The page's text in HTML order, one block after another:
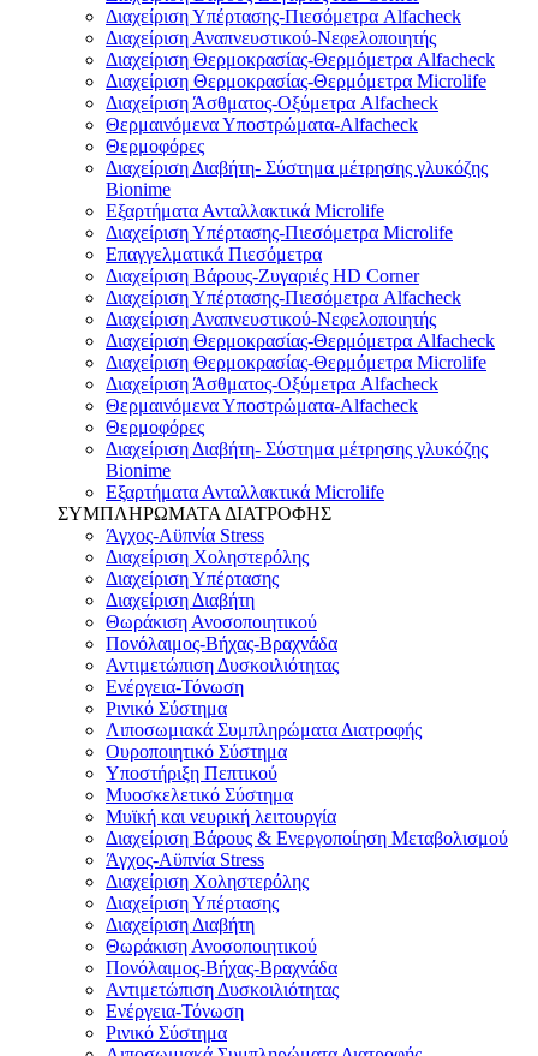
Διαχείριση Υπέρτασης-Πιεσόμετρα Alfacheck
Διαχείριση Αναπνευστικού-Νεφελοποιητής
Διαχείριση Θερμοκρασίας-Θερμόμετρα Alfacheck
Διαχείριση Θερμοκρασίας-Θερμόμετρα Microlife
Διαχείριση Άσθματος-Οξύμετρα Alfacheck
Θερμαινόμενα Υποστρώματα-Alfacheck
Θερμοφόρες
Διαχείριση Διαβήτη- Σύστημα μέτρησης γλυκόζης
Bionime
Εξαρτήματα Ανταλλακτικά Microlife
Διαχείριση Υπέρτασης-Πιεσόμετρα Microlife
Επαγγελματικά Πιεσόμετρα
Διαχείριση Βάρους-Ζυγαριές HD Corner
Διαχείριση Υπέρτασης-Πιεσόμετρα Alfacheck
Διαχείριση Αναπνευστικού-Νεφελοποιητής
Διαχείριση Θερμοκρασίας-Θερμόμετρα Alfacheck
Διαχείριση Θερμοκρασίας-Θερμόμετρα Microlife
Διαχείριση Άσθματος-Οξύμετρα Alfacheck
Θερμαινόμενα Υποστρώματα-Alfacheck
Θερμοφόρες
Διαχείριση Διαβήτη- Σύστημα μέτρησης γλυκόζης
Bionime
Εξαρτήματα Ανταλλακτικά Microlife
ΣΥΜΠΛΗΡΩΜΑΤΑ ΔΙΑΤΡΟΦΗΣ
Άγχος-Αϋπνία Stress
Διαχείριση Χοληστερόλης
Διαχείριση Υπέρτασης
Διαχείριση Διαβήτη
Θωράκιση Ανοσοποιητικού
Πονόλαιμος-Βήχας-Βραχνάδα
Αντιμετώπιση Δυσκοιλιότητας
Eνέργεια-Τόνωση
Ρινικό Σύστημα
Λιποσωμιακά Συμπληρώματα Διατροφής
Ουροποιητικό Σύστημα
Υποστήριξη Πεπτικού
Μυοσκελετικό Σύστημα
Μυϊκή και νευρική λειτουργία
Διαχείριση Βάρους & Ενεργοποίηση Μεταβολισμού
Άγχος-Αϋπνία Stress
Διαχείριση Χοληστερόλης
Διαχείριση Υπέρτασης
Διαχείριση Διαβήτη
Θωράκιση Ανοσοποιητικού
Πονόλαιμος-Βήχας-Βραχνάδα
Αντιμετώπιση Δυσκοιλιότητας
Eνέργεια-Τόνωση
Ρινικό Σύστημα